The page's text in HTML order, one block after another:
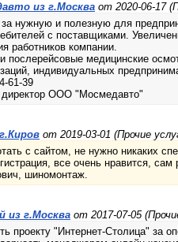
из г.Москва от 2020-06-17
нужную и полезную для
с поставщиками.
работников компании.
медицинские
индивидуальных
61-39
директор ООО "Мосмедавто"
от 2019-03-01 (Прочие
с сайтом, не нужно никаких
все очень нравится,
шиномонтаж.
из г.Москва от 2017-07-05
проекту "Интернет-Столица" за